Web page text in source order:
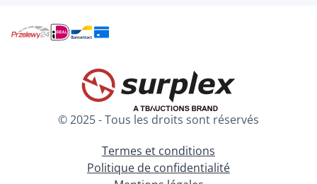
© 2025 - Tous les droits sont réservés
Termes et conditions
Politique de confidentialité